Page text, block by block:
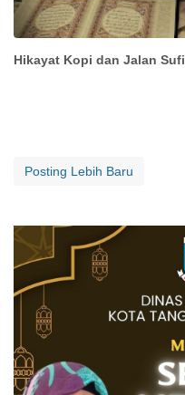
Hikayat Kopi dan Jalan Sufi
Posting Lebih Baru